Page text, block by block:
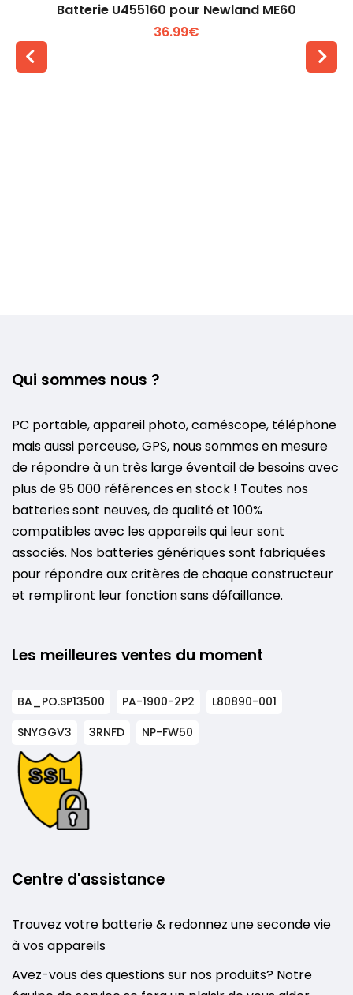
Batterie U455160 pour Newland ME60
36.99€
Qui sommes nous ?
PC portable, appareil photo, caméscope, téléphone
mais aussi perceuse, GPS, nous sommes en mesure
de répondre à un très large éventail de besoins avec
plus de 95 000 références en stock ! Toutes nos
batteries sont neuves, de qualité et 100%
compatibles avec les appareils qui leur sont
associés. Nos batteries génériques sont fabriquées
pour répondre aux critères de chaque constructeur
et rempliront leur fonction sans défaillance.
Les meilleures ventes du moment
BA_PO.SP13500 PA-1900-2P2
L80890-001
SNYGGV3
3RNFD NP-FW50
Centre d'assistance
Trouvez votre batterie & redonnez une seconde vie
à vos appareils
Avez-vous des questions sur nos produits? Notre